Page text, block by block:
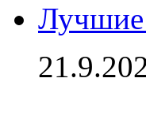
Лучшие